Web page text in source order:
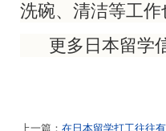
洗碗、清洁等工作
更多日本留学
上一篇： 在日本留学打工往往